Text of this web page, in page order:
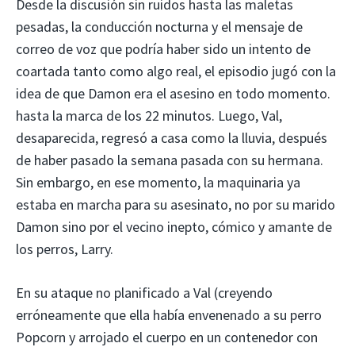
Desde la discusión sin ruidos hasta las maletas
pesadas, la conducción nocturna y el mensaje de
correo de voz que podría haber sido un intento de
coartada tanto como algo real, el episodio jugó con la
idea de que Damon era el asesino en todo momento.
hasta la marca de los 22 minutos. Luego, Val,
desaparecida, regresó a casa como la lluvia, después
de haber pasado la semana pasada con su hermana.
Sin embargo, en ese momento, la maquinaria ya
estaba en marcha para su asesinato, no por su marido
Damon sino por el vecino inepto, cómico y amante de
los perros, Larry.
En su ataque no planificado a Val (creyendo
erróneamente que ella había envenenado a su perro
Popcorn y arrojado el cuerpo en un contenedor con